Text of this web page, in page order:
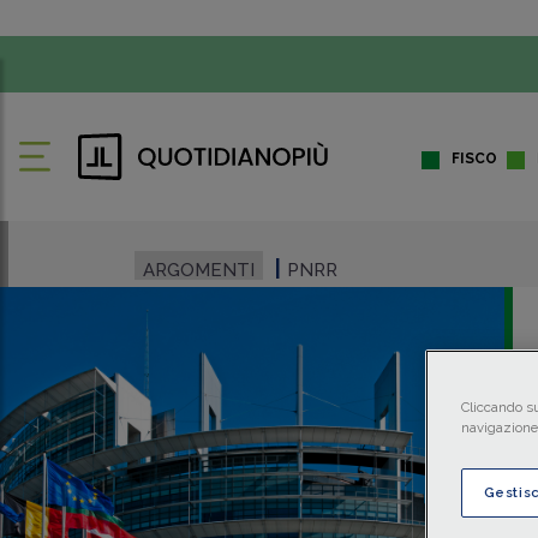
FISCO
ARGOMENTI PNRR
Cliccando